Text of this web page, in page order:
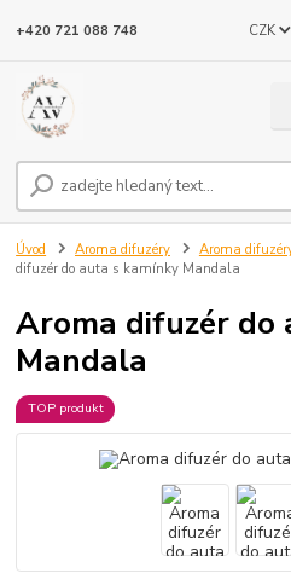
CZK
+420 721 088 748
Úvod Aroma difuzéry Aroma
difuzér do auta s kamínky Mandala
Aroma difuzér do
Mandala
TOP produkt